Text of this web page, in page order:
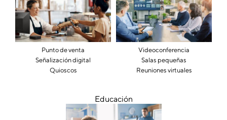
Punto de venta
Señalización digital
Quioscos
Videoconferencia
Salas pequeñas
Reuniones virtuales
Educación